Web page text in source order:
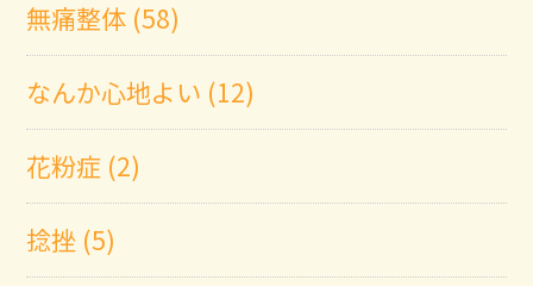
無痛整体 (58)
なんか心地よい (12)
花粉症 (2)
捻挫 (5)